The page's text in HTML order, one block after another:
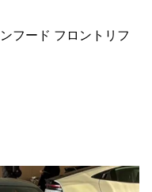
フード フロントリフ